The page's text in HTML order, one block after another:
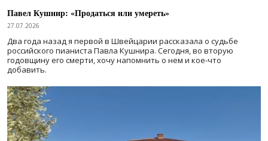
Павел Кушнир: «Продаться или умереть»
27.07.2026
Два года назад я первой в Швейцарии рассказала о судьбе
российского пианиста Павла Кушнира. Сегодня, во вторую
годовщину его смерти, хочу напомнить о нем и кое-что
добавить.